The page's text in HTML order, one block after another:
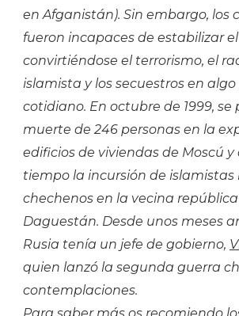
en Afganistán). Sin embargo, los
fueron incapaces de estabilizar
convirtiéndose el terrorismo, el
islamista y los secuestros en
cotidiano. En octubre de 1999, se
muerte de 246 personas en la
edificios de viviendas de Moscú
tiempo la incursión de islamistas
chechenos en la vecina
Daguestán. Desde unos meses
Rusia tenía un jefe de gobierno,
quien lanzó la segunda guerra
contemplaciones.